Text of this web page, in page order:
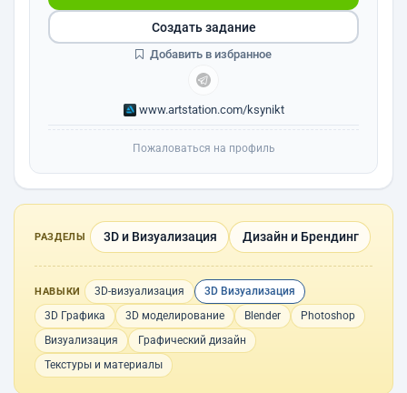
www.artstation.com/ksynikt
Создать задание
Добавить в избранное
Пожаловаться на профиль
РАЗДЕЛЫ 3D и Визуализация Дизайн и Брендинг
НАВЫКИ 3D-визуализация
3D Визуализация
3D Графика
3D моделирование Blender
Photoshop
Визуализация
Графический дизайн
Текстуры и материалы